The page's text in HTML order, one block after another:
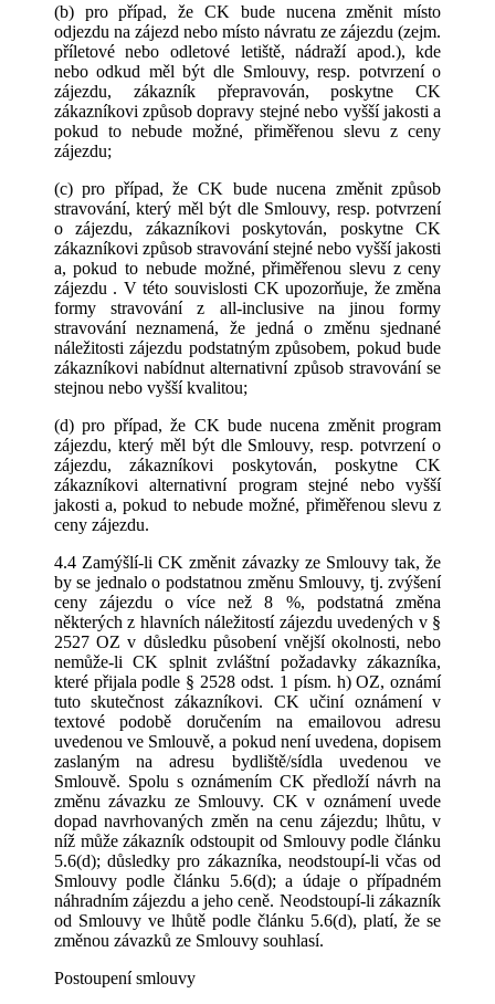
(b) pro případ, že CK bude nucena změnit místo
odjezdu na zájezd nebo místo návratu ze zájezdu (zejm.
příletové nebo odletové letiště, nádraží apod.), kde
nebo odkud měl být dle Smlouvy, resp. potvrzení o
zájezdu, zákazník přepravován, poskytne CK
zákazníkovi způsob dopravy stejné nebo vyšší jakosti a
pokud to nebude možné, přiměřenou slevu z ceny
zájezdu;
(c) pro případ, že CK bude nucena změnit způsob
stravování, který měl být dle Smlouvy, resp. potvrzení
o zájezdu, zákazníkovi poskytován, poskytne CK
zákazníkovi způsob stravování stejné nebo vyšší jakosti
a, pokud to nebude možné, přiměřenou slevu z ceny
zájezdu . V této souvislosti CK upozorňuje, že změna
formy stravování z all-inclusive na jinou formy
stravování neznamená, že jedná o změnu sjednané
náležitosti zájezdu podstatným způsobem, pokud bude
zákazníkovi nabídnut alternativní způsob stravování se
stejnou nebo vyšší kvalitou;
(d) pro případ, že CK bude nucena změnit program
zájezdu, který měl být dle Smlouvy, resp. potvrzení o
zájezdu, zákazníkovi poskytován, poskytne CK
zákazníkovi alternativní program stejné nebo vyšší
jakosti a, pokud to nebude možné, přiměřenou slevu z
ceny zájezdu.
4.4 Zamýšlí-li CK změnit závazky ze Smlouvy tak, že
by se jednalo o podstatnou změnu Smlouvy, tj. zvýšení
ceny zájezdu o více než 8 %, podstatná změna
některých z hlavních náležitostí zájezdu uvedených v §
2527 OZ v důsledku působení vnější okolnosti, nebo
nemůže-li CK splnit zvláštní požadavky zákazníka,
které přijala podle § 2528 odst. 1 písm. h) OZ, oznámí
tuto skutečnost zákazníkovi. CK učiní oznámení v
textové podobě doručením na emailovou adresu
uvedenou ve Smlouvě, a pokud není uvedena, dopisem
zaslaným na adresu bydliště/sídla uvedenou ve
Smlouvě. Spolu s oznámením CK předloží návrh na
změnu závazku ze Smlouvy. CK v oznámení uvede
dopad navrhovaných změn na cenu zájezdu; lhůtu, v
níž může zákazník odstoupit od Smlouvy podle článku
5.6(d); důsledky pro zákazníka, neodstoupí-li včas od
Smlouvy podle článku 5.6(d); a údaje o případném
náhradním zájezdu a jeho ceně. Neodstoupí-li zákazník
od Smlouvy ve lhůtě podle článku 5.6(d), platí, že se
změnou závazků ze Smlouvy souhlasí.
Postoupení smlouvy